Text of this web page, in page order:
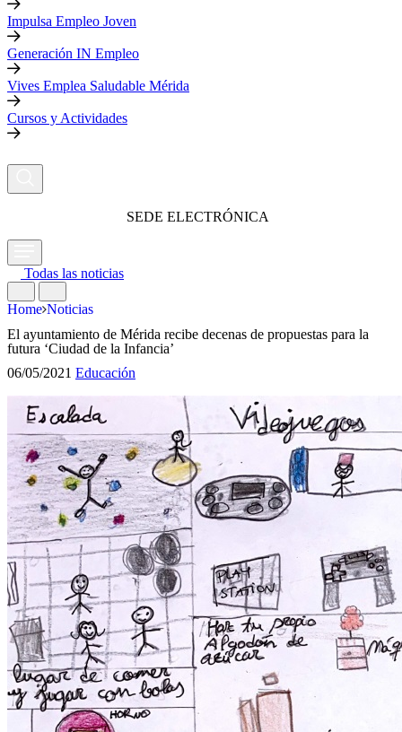
Impulsa Empleo Joven
Generación IN Empleo
Vives Emplea Saludable Mérida
Cursos y Actividades
SEDE ELECTRÓNICA
Todas las noticias
Home Noticias
El ayuntamiento de Mérida recibe decenas de propuestas para la
futura ‘Ciudad de la Infancia’
06/05/2021 Educación